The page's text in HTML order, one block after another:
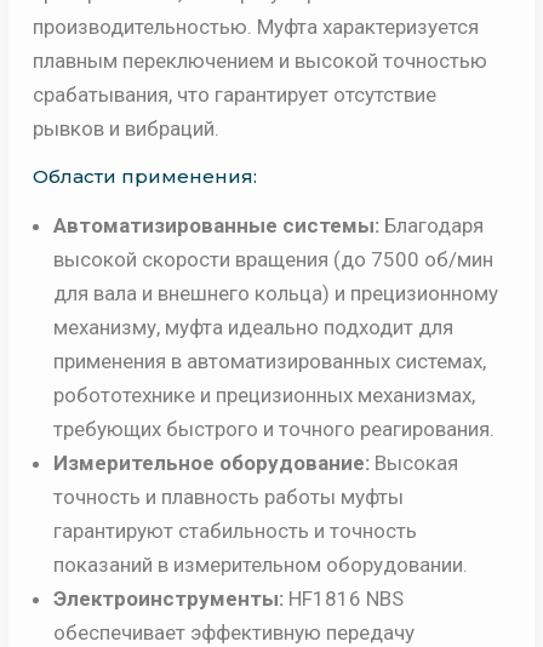
производительностью. Муфта характеризуется
плавным переключением и высокой точностью
срабатывания, что гарантирует отсутствие
рывков и вибраций.
Области применения:
Автоматизированные системы:Благодаря
высокой скорости вращения (до 7500 об/мин
для вала и внешнего кольца) и прецизионному
механизму, муфта идеально подходит для
применения в автоматизированных системах,
робототехнике и прецизионных механизмах,
требующих быстрого и точного реагирования.
Измерительное оборудование:Высокая
точность и плавность работы муфты
гарантируют стабильность и точность
показаний в измерительном оборудовании.
Электроинструменты:HF1816 NBS
обеспечивает эффективную передачу